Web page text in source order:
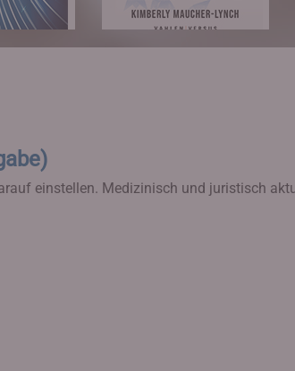
einstellen. Medizinisch und juristisch